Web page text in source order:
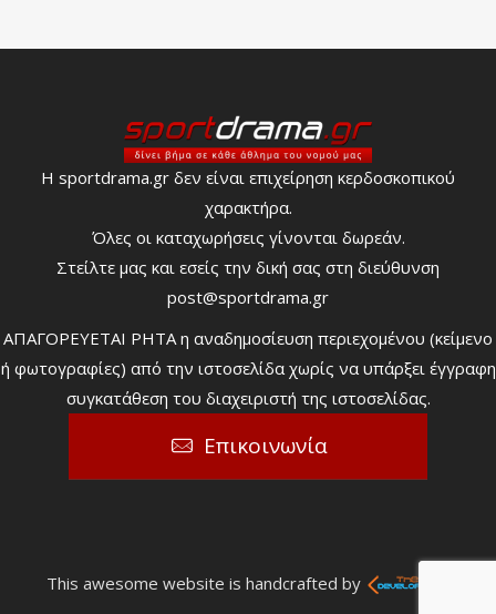
Η sportdrama.gr δεν είναι επιχείρηση κερδοσκοπικού
χαρακτήρα.
Όλες οι καταχωρήσεις γίνονται δωρεάν.
Στείλτε μας και εσείς την δική σας στη διεύθυνση
post@sportdrama.gr
ΑΠΑΓΟΡΕΥΕΤΑΙ ΡΗΤΑ η αναδημοσίευση περιεχομένου (κείμενο
ή φωτογραφίες) από την ιστοσελίδα χωρίς να υπάρξει έγγραφη
συγκατάθεση του διαχειριστή της ιστοσελίδας.
Επικοινωνία
This awesome website is handcrafted by